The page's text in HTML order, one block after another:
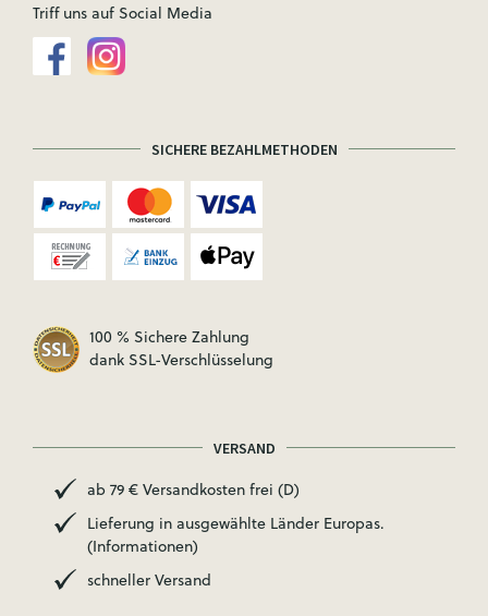
Triff uns auf Social Media
SICHERE BEZAHLMETHODEN
100 % Sichere Zahlung
dank SSL-Verschlüsselung
VERSAND
ab 79 € Versandkosten frei (D)
Lieferung in ausgewählte Länder Europas.
(Informationen)
schneller Versand